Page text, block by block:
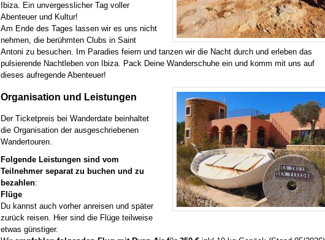
Ibiza. Ein unvergesslicher Tag voller
Abenteuer und Kultur!
Am Ende des Tages lassen wir es uns nicht
nehmen, die berühmten Clubs in Saint
Antoni zu besuchen. Im Paradies feiern und tanzen wir die Nacht durch und erleben das
pulsierende Nachtleben von Ibiza. Pack Deine Wanderschuhe ein und komm mit uns auf
dieses aufregende Abenteuer!
Organisation und Leistungen
Der Ticketpreis bei Wanderdate beinhaltet
die Organisation der ausgeschriebenen
Wandertouren.
Folgende Leistungen sind vom
Teilnehmer separat zu buchen und zu
bezahlen:
Flüge
Du kannst auch vorher anreisen und später
zurück reisen. Hier sind die Flüge teilweise
etwas günstiger.